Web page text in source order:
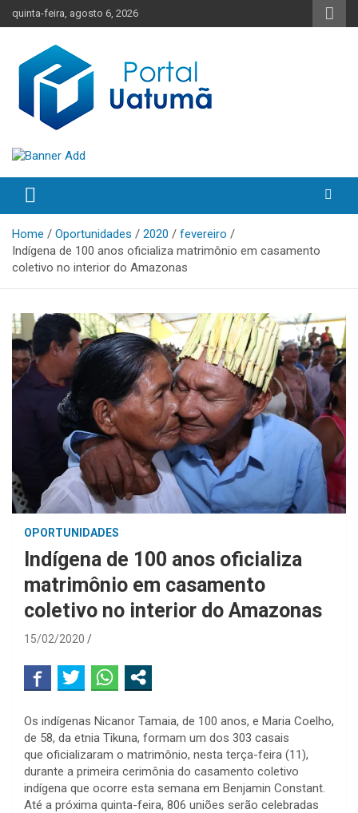
to
quinta-feira, agosto 6, 2026
Portal Uatumã
Home Oportunidades 2020
fevereiro
Indígena de 100 anos oficializa matrimônio em casamento
coletivo no interior do Amazonas
OPORTUNIDADES
Indígena de 100 anos oficializa
matrimônio em casamento
coletivo no interior do Amazonas
15/02/2020
Os indígenas Nicanor Tamaia, de 100 anos, e Maria Coelho,
de 58, da etnia Tikuna, formam um dos 303 casais
que oficializaram o matrimônio, nesta terça-feira (11),
durante a primeira cerimônia do casamento coletivo
indígena que ocorre esta semana em Benjamin Constant.
Até a próxima quinta-feira, 806 uniões serão celebradas